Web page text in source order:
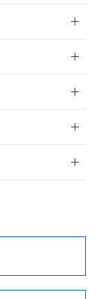
以下を必ずお読
社の製
ること
るこ
明書
明する
ル類４
備考